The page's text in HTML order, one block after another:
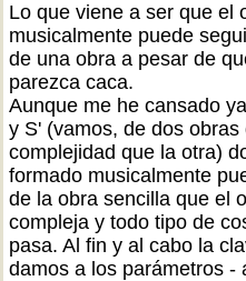
Lo que viene a ser que el
musicalmente puede
de una obra a pesar de
parezca caca.
Aunque me he cansado
y S' (vamos, de dos
complejidad que la otra)
formado musicalmente
de la obra sencilla que el
compleja y todo tipo de
pasa. Al fin y al cabo la
damos a los parámetros -